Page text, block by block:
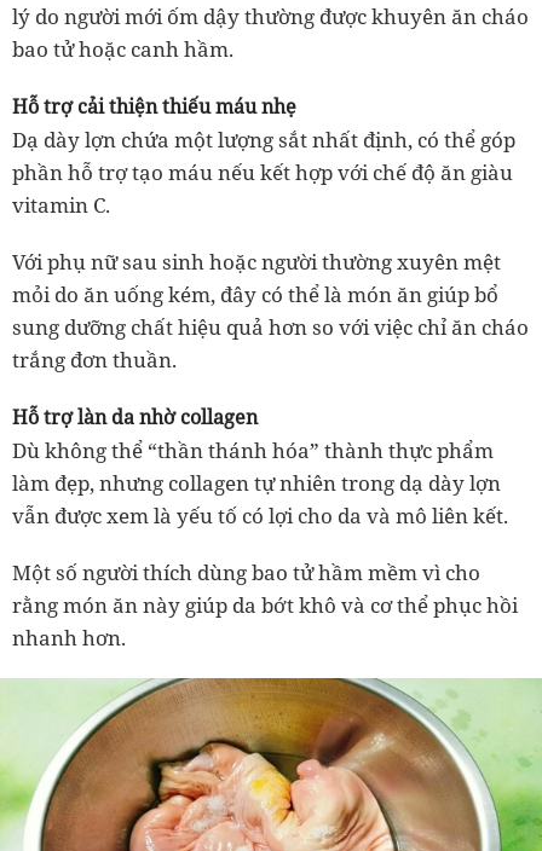
lý do người mới ốm dậy thường được khuyên ăn cháo
bao tử hoặc canh hầm.
Hỗ trợ cải thiện thiếu máu nhẹ
Dạ dày lợn chứa một lượng sắt nhất định, có thể góp
phần hỗ trợ tạo máu nếu kết hợp với chế độ ăn giàu
vitamin C.
Với phụ nữ sau sinh hoặc người thường xuyên mệt
mỏi do ăn uống kém, đây có thể là món ăn giúp bổ
sung dưỡng chất hiệu quả hơn so với việc chỉ ăn cháo
trắng đơn thuần.
Hỗ trợ làn da nhờ collagen
Dù không thể “thần thánh hóa” thành thực phẩm
làm đẹp, nhưng collagen tự nhiên trong dạ dày lợn
vẫn được xem là yếu tố có lợi cho da và mô liên kết.
Một số người thích dùng bao tử hầm mềm vì cho
rằng món ăn này giúp da bớt khô và cơ thể phục hồi
nhanh hơn.